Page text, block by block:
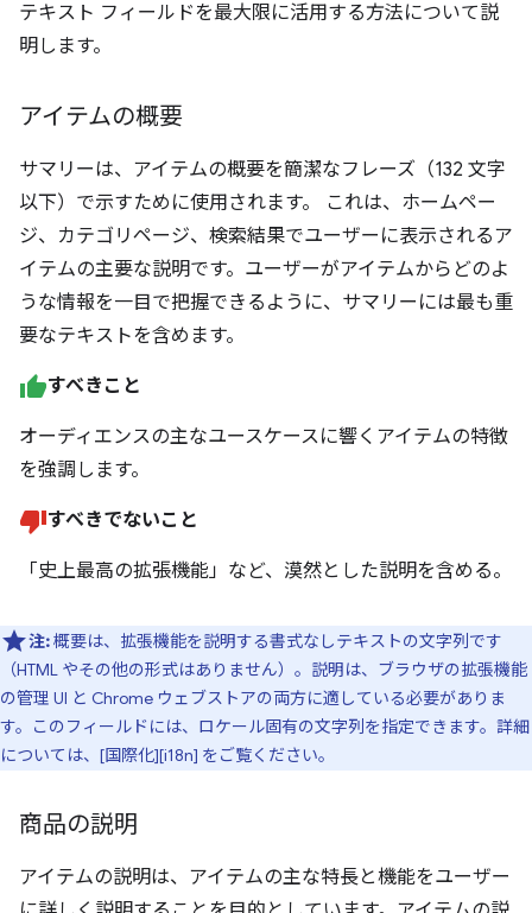
テキスト フィールドを最大限に活用する方法について説
明します。
アイテムの概要
サマリーは、アイテムの概要を簡潔なフレーズ（132 文字
以下）で示すために使用されます。 これは、ホームペー
ジ、カテゴリページ、検索結果でユーザーに表示されるア
イテムの主要な説明です。ユーザーがアイテムからどのよ
うな情報を一目で把握できるように、サマリーには最も重
要なテキストを含めます。
すべきこと
オーディエンスの主なユースケースに響くアイテムの特徴
を強調します。
すべきでないこと
「史上最高の拡張機能」など、漠然とした説明を含める。
注:概要は、拡張機能を説明する書式なしテキストの文字列です
（HTML やその他の形式はありません）。説明は、ブラウザの拡張機能
の管理 UI と Chrome ウェブストアの両方に適している必要がありま
す。このフィールドには、ロケール固有の文字列を指定できます。詳細
については、[国際化][i18n] をご覧ください。
商品の説明
アイテムの説明は、アイテムの主な特長と機能をユーザー